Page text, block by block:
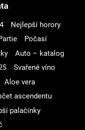
Nejlepší horory
Počasí
Auto – katalog
Svařené víno
Aloe vera
ascendentu
palačinky